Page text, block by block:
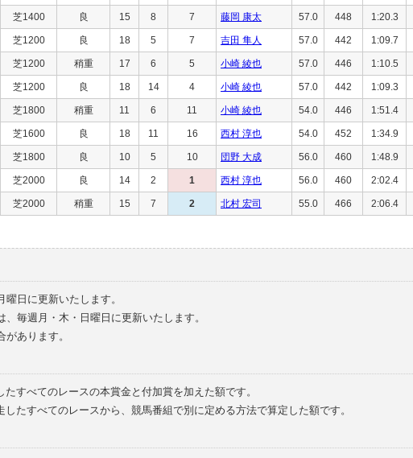
芝1400 良 15 8 7 藤岡 康太 57.0 448 1:20.3
芝1200 良 18 5 7 吉田 隼人 57.0 442 1:09.7
芝1200 稍重 17 6 5 小崎 綾也 57.0 446 1:10.5
芝1200 良 18 14 4 小崎 綾也 57.0 442 1:09.3
芝1800 稍重 11 6 11 小崎 綾也 54.0 446 1:51.4
芝1600 良 18 11 16 西村 淳也 54.0 452 1:34.9
芝1800 良 10 5 10 団野 大成 56.0 460 1:48.9
芝2000 良 14 2 1 西村 淳也 56.0 460 2:02.4
芝2000 稍重 15 7 2 北村 宏司 55.0 466 2:06.4
日に更新いたします。
毎週月・木・日曜日に更新いたします。
あります。
すべてのレースの本賞金と付加賞を加えた額です。
したすべてのレースから、競馬番組で別に定める方法で算定した額です。